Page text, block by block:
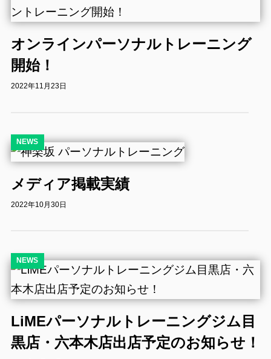
オンラインパーソナルトレーニング
開始！
2022年11月23日
NEWS
メディア掲載実績
2022年10月30日
NEWS
LiMEパーソナルトレーニングジム目
黒店・六本木店出店予定のお知らせ！